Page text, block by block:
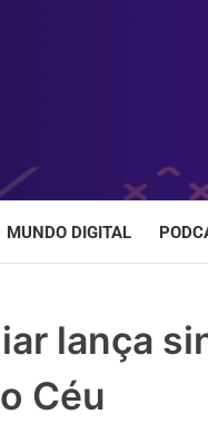
MUNDO DIGITAL
lança
Céu